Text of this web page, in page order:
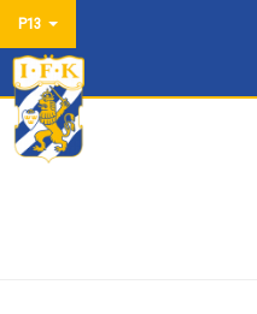
P13
HEM